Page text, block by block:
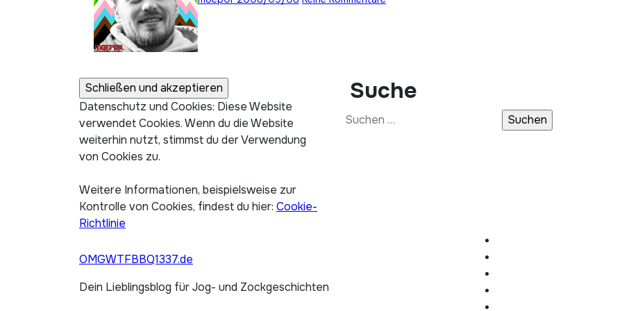
Datenschutz und Cookies: Diese Website
verwendet Cookies. Wenn du die Website
weiterhin nutzt, stimmst du der Verwendung
von Cookies zu.
Weitere Informationen, beispielsweise zur
Kontrolle von Cookies, findest du hier: Cookie-
Richtlinie
Suche
Suchen
OMGWTFBBQ1337.de
Dein Lieblingsblog für Jog- und Zockgeschichten